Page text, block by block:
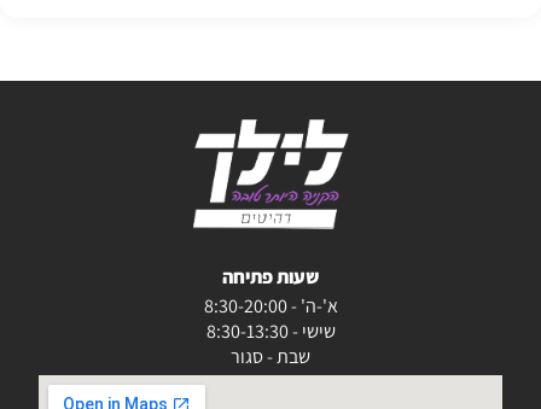
שעות פתיחה
א'-ה' - 8:30-20:00
שישי - 8:30-13:30
שבת - סגור